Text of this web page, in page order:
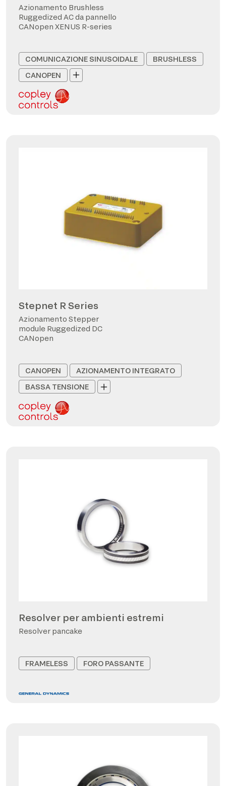
Azionamento Brushless
Ruggedized AC da pannello
CANopen XENUS R-series
COMUNICAZIONE SINUSOIDALE
BRUSHLESS
CANOPEN
Stepnet R Series
Azionamento Stepper
module Ruggedized DC
CANopen
CANOPEN
AZIONAMENTO INTEGRATO
BASSA TENSIONE
Resolver per ambienti estremi
Resolver pancake
FRAMELESS FORO PASSANTE